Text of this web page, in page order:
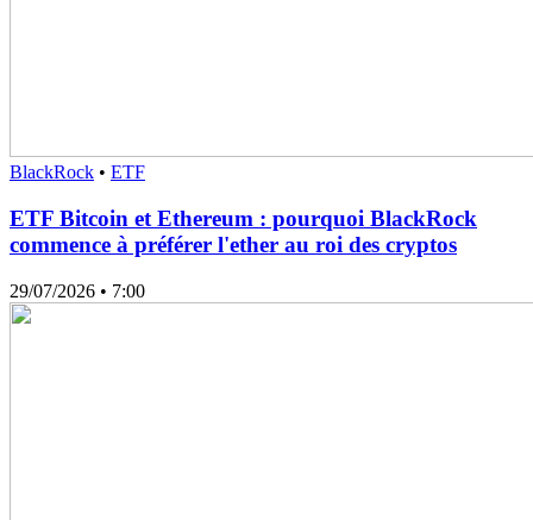
BlackRock • ETF
ETF Bitcoin et Ethereum : pourquoi BlackRock
commence à préférer l'ether au roi des cryptos
29/07/2026 • 7:00